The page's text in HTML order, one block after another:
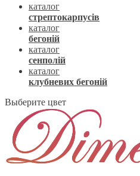
каталог
стрептокарпусів
каталог
бегоній
каталог
сенполій
каталог
клубневих бегоній
Выберите цвет